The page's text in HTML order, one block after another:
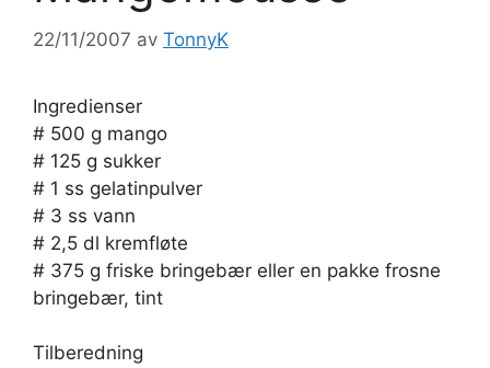
22/11/2007 av TonnyK
Ingredienser
# 500 g mango
# 125 g sukker
# 1 ss gelatinpulver
# 3 ss vann
# 2,5 dl kremfløte
# 375 g friske bringebær eller en pakke frosne
bringebær, tint
Tilberedning